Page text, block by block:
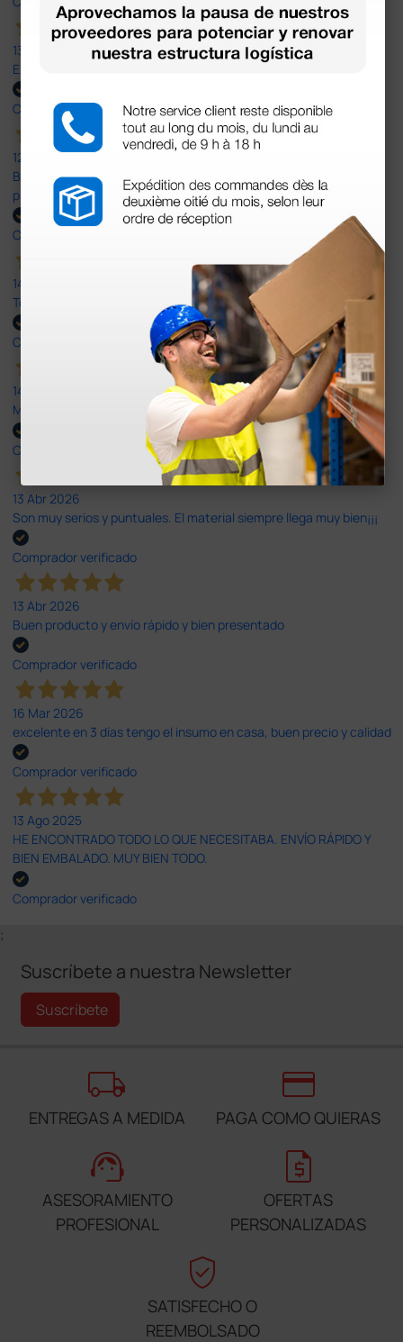
13 Jul 2026
Excelente
Comprador verificado
12 Jun 2026
Bien, rápida y sin problemas. No me gusta que se oferten
productos sin incluir el IVA que luego nos van a cobrar.
Comprador verificado
14 Abr 2026
Todo muy rápido y fácil,volveré a comprar.
Comprador verificado
14 Abr 2026
Muy buena. Excelente trato, disposición y rapidez
Comprador verificado
13 Abr 2026
Son muy serios y puntuales. El material siempre llega muy bien¡¡¡
Comprador verificado
13 Abr 2026
Buen producto y envío rápido y bien presentado
Comprador verificado
16 Mar 2026
excelente en 3 días tengo el insumo en casa, buen precio y calidad
Comprador verificado
13 Ago 2025
HE ENCONTRADO TODO LO QUE NECESITABA. ENVÍO RÁPIDO Y
BIEN EMBALADO. MUY BIEN TODO.
Comprador verificado
;
Suscríbete a nuestra Newsletter
Suscríbete
local_shipping
ENTREGAS A MEDIDA
credit_card
PAGA COMO QUIERAS
support_agent
ASESORAMIENTO
PROFESIONAL
request_quote
OFERTAS
PERSONALIZADAS
verified_user
SATISFECHO O
REEMBOLSADO